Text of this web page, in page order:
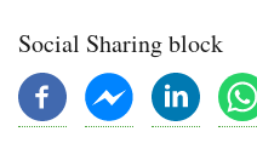
nawigacyjna
Social Sharing block